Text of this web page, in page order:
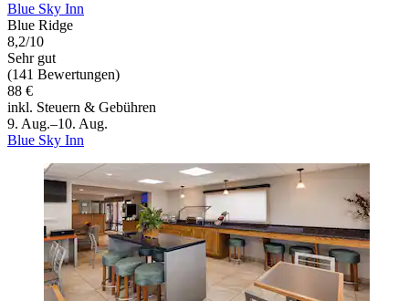
Blue Sky Inn
Blue Ridge
8,2/10
Sehr gut
(141 Bewertungen)
88 €
inkl. Steuern & Gebühren
9. Aug.–10. Aug.
Blue Sky Inn